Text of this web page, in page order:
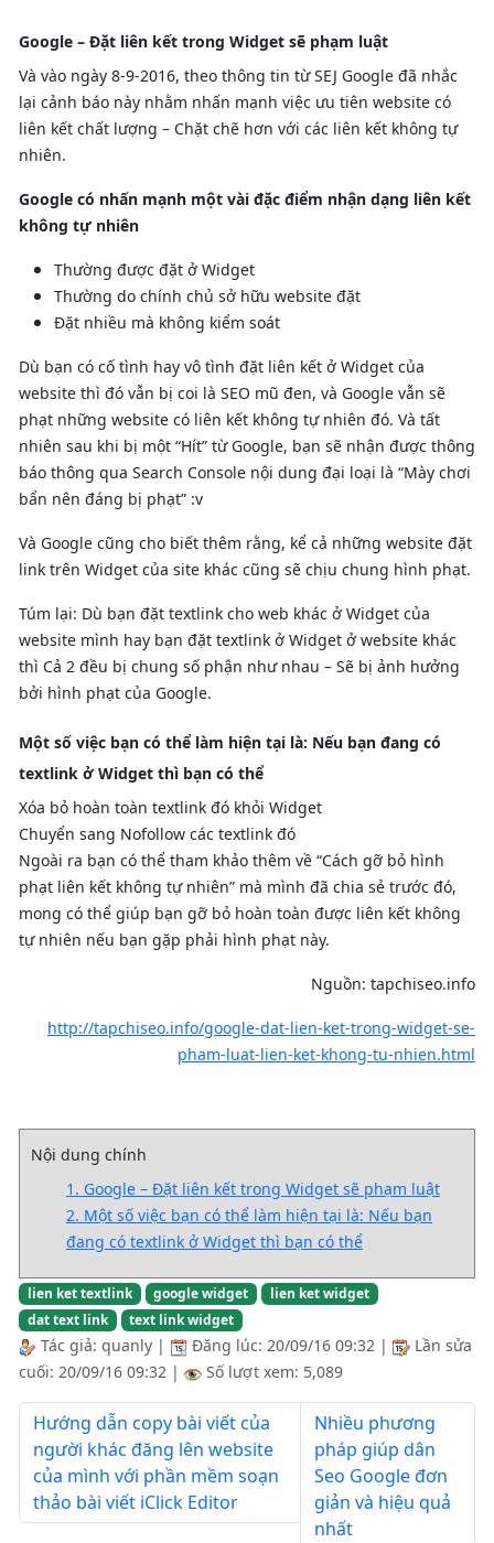
Google – Đặt liên kết trong Widget sẽ phạm luật
Và vào ngày 8-9-2016, theo thông tin từ SEJ Google đã nhắc
lại cảnh báo này nhằm nhấn mạnh việc ưu tiên website có
liên kết chất lượng – Chặt chẽ hơn với các liên kết không tự
nhiên.
Google có nhấn mạnh một vài đặc điểm nhận dạng liên kết
không tự nhiên
Thường được đặt ở Widget
Thường do chính chủ sở hữu website đặt
Đặt nhiều mà không kiểm soát
Dù bạn có cố tình hay vô tình đặt liên kết ở Widget của
website thì đó vẫn bị coi là SEO mũ đen, và Google vẫn sẽ
phạt những website có liên kết không tự nhiên đó. Và tất
nhiên sau khi bị một “Hít” từ Google, bạn sẽ nhận được thông
báo thông qua Search Console nội dung đại loại là “Mày chơi
bẩn nên đáng bị phạt” :v
Và Google cũng cho biết thêm rằng, kể cả những website đặt
link trên Widget của site khác cũng sẽ chịu chung hình phạt.
Túm lại: Dù bạn đặt textlink cho web khác ở Widget của
website mình hay bạn đặt textlink ở Widget ở website khác
thì Cả 2 đều bị chung số phận như nhau – Sẽ bị ảnh hưởng
bởi hình phạt của Google.
Một số việc bạn có thể làm hiện tại là: Nếu bạn đang có
textlink ở Widget thì bạn có thể
Xóa bỏ hoàn toàn textlink đó khỏi Widget
Chuyển sang Nofollow các textlink đó
Ngoài ra bạn có thể tham khảo thêm về “Cách gỡ bỏ hình
phạt liên kết không tự nhiên” mà mình đã chia sẻ trước đó,
mong có thể giúp bạn gỡ bỏ hoàn toàn được liên kết không
tự nhiên nếu bạn gặp phải hình phạt này.
Nguồn: tapchiseo.info
http://tapchiseo.info/google-dat-lien-ket-trong-widget-se-
pham-luat-lien-ket-khong-tu-nhien.html
Nội dung chính
1. Google – Đặt liên kết trong Widget sẽ phạm luật
2. Một số việc bạn có thể làm hiện tại là: Nếu bạn
đang có textlink ở Widget thì bạn có thể
lien ket textlink google widget
lien ket widget
dat text link
text link widget
Tác giả: quanly | Đăng lúc: 20/09/16 09:32 |
Lần sửa
cuối: 20/09/16 09:32 | Số lượt xem: 5,089
Hướng dẫn copy bài viết của
người khác đăng lên website
của mình với phần mềm soạn
thảo bài viết iClick Editor
Nhiều phương
pháp giúp dân
Seo Google đơn
giản và hiệu quả
nhất